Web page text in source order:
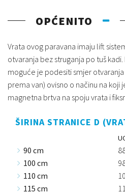
OPĆENITO
Vrata ovog paravana imaju lift
otvaranja bez struganja po tuš
moguće je podesiti smjer
prema van) ovisno o načinu na koji
magnetna brtva na spoju vrata i
ŠIRINA STRANICE D
90 cm
100 cm
110 cm
115 cm